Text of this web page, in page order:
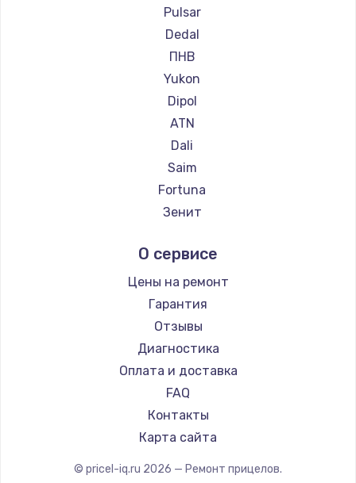
Ремонт прицелов AGM Global Vision
Ремонт прицелов Pilad
Ремонт прицелов Arkon
Ремонт прицелов ANYSMART
Ремонт прицелов FLIR
Ремонт прицелов Venox
Ремонт прицелов Holosun
Ремонт прицелов MAKdot
Ремонт прицелов Hikmicro
Ремонт прицелов IWT
Ремонт прицелов NNPO
Ремонт прицелов Taigan
Ремонт прицелов Thermal Scope
Ремонт прицелов ConoTech
Ремонт прицелов Легат
Ремонт прицелов Athlon
Pulsar
Dedal
ПНВ
Yukon
Dipol
ATN
Dali
Saim
Fortuna
Зенит
Artelv
Hakko
HALES
Leica
Vector Optics
Carl Zeiss
Zeiss
AGM Global Vision
Pilad
О сервисе
Цены на ремонт
Гарантия
Отзывы
Диагностика
Оплата и доставка
FAQ
Контакты
Карта сайта
© pricel-iq.ru 2026 — Ремонт прицелов.